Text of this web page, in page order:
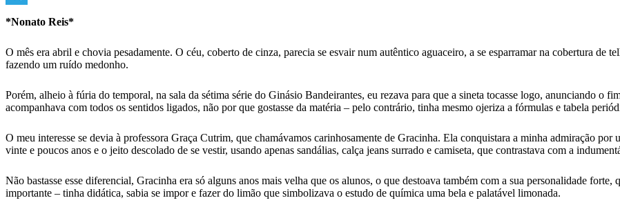
Telegram
*Nonato Reis*
O mês era abril e chovia pesadamente. O céu, coberto de cinza, parecia se esvair num autêntico aguaceiro, a se esparramar na cobertura de
fazendo um ruído medonho.
Porém, alheio à fúria do temporal, na sala da sétima série do Ginásio Bandeirantes, eu rezava para que a sineta tocasse logo, anunciando o
acompanhava com todos os sentidos ligados, não por que gostasse da matéria – pelo contrário, tinha mesmo ojeriza a fórmulas e tabela
O meu interesse se devia à professora Graça Cutrim, que chamávamos carinhosamente de Gracinha. Ela conquistara a minha admiração por
vinte e poucos anos e o jeito descolado de se vestir, usando apenas sandálias, calça jeans surrado e camiseta, que contrastava com a
Não bastasse esse diferencial, Gracinha era só alguns anos mais velha que os alunos, o que destoava também com a sua personalidade
importante – tinha didática, sabia se impor e fazer do limão que simbolizava o estudo de química uma bela e palatável limonada.